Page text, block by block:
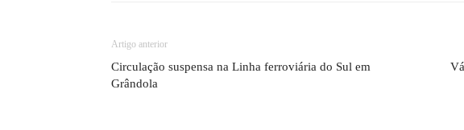
Artigo anterior
Circulação suspensa na Linha ferroviária do Sul em
Grândola